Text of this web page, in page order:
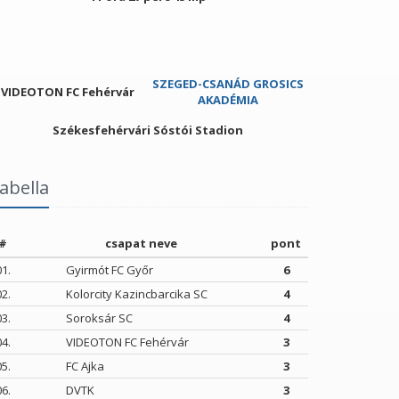
VIDEOTON FC Fehérvár
SZEGED-CSANÁD GROSICS
AKADÉMIA
Székesfehérvári Sóstói Stadion
csapat neve
pont
Gyirmót FC Győr
6
Kolorcity Kazincbarcika SC
4
Soroksár SC
4
VIDEOTON FC Fehérvár
3
FC Ajka
3
DVTK 3